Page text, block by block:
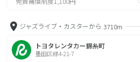
ジャズライブ・カスターから 3710m
トヨタレンタカー錦糸町
墨田区緑4-21-7